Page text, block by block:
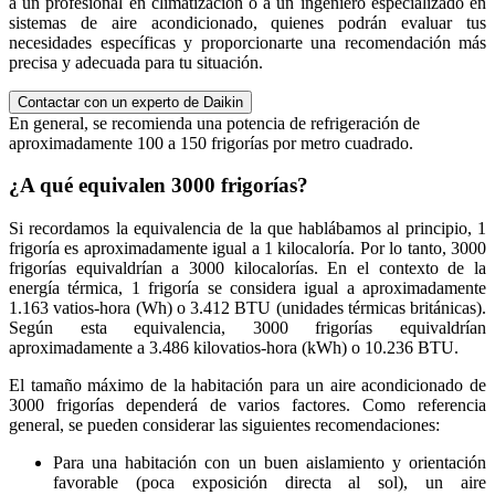
sistemas de aire acondicionado, quienes podrán evaluar tus
necesidades específicas y proporcionarte una recomendación más
precisa y adecuada para tu situación.
Contactar con un experto de Daikin
En general, se recomienda una potencia de refrigeración de
aproximadamente 100 a 150 frigorías por metro cuadrado.
¿A qué equivalen 3000 frigorías?
Si recordamos la equivalencia de la que hablábamos al principio, 1
frigoría es aproximadamente igual a 1 kilocaloría. Por lo tanto, 3000
frigorías equivaldrían a 3000 kilocalorías. En el contexto de la
energía térmica, 1 frigoría se considera igual a aproximadamente
1.163 vatios-hora (Wh) o 3.412 BTU (unidades térmicas británicas).
Según esta equivalencia, 3000 frigorías equivaldrían
aproximadamente a 3.486 kilovatios-hora (kWh) o 10.236 BTU.
El tamaño máximo de la habitación para un aire acondicionado de
3000 frigorías dependerá de varios factores. Como referencia
general, se pueden considerar las siguientes recomendaciones:
Para una habitación con un buen aislamiento y orientación
favorable (poca exposición directa al sol), un aire